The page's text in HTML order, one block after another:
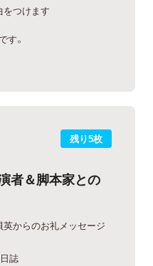
つけます
す。
残り5枚
者＆脚本家との
からのお礼メッセージ
誌